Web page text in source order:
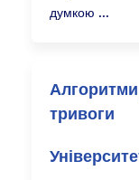
думкою
Алгоритми
тривоги